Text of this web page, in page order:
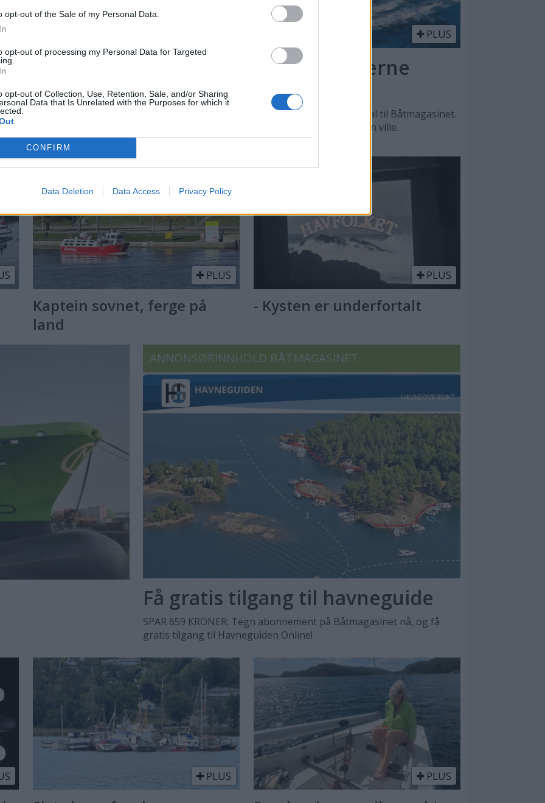
opt-out of the Sale of my Personal Data.
opt-out of processing my Personal Data for Targeted
opt-out of Collection, Use, Retention, Sale, and/or Sharing
Data that Is Unrelated with the Purposes for which it
CONFIRM
Data Deletion Data Access Privacy Policy
på Båter i
nyheter i år. Blant
Fenix 66BR og
PLUS
Lars O. Nordal - en moderne
marinemaler
– Båter og Risør hører sammen, sier Lars O. Nordal til Båtmagasinet.
Faren rådet ham til å ta NTH, men det var male han ville.
PLUS
Kaptein sovnet, ferge på
land
PLUS
- Kysten er underfortalt
ANNONSØRINNHOLD BÅTMAGASINET
Få gratis tilgang til havneguide
SPAR 659 KRONER: Tegn abonnement på Båtmagasinet nå, og få
gratis tilgang til Havneguiden Online!
PLUS PLUS